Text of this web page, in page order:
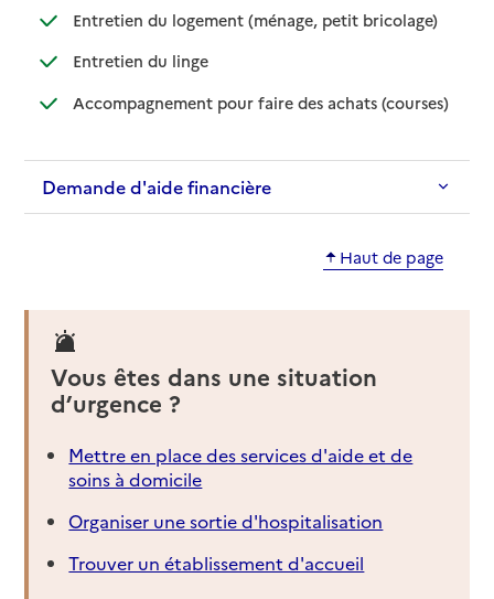
Entretien du logement (ménage, petit bricolage): disponible
: non
Entretien du linge: disponible
: non disponible
Accompagnement pour faire des achats (courses)
:
: non
Demande d'aide financière
Haut de page
Vous êtes dans une situation
d’urgence ?
Mettre en place des services d'aide et de
soins à domicile
Organiser une sortie d'hospitalisation
Trouver un établissement d'accueil